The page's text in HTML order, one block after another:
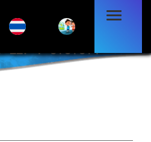
227-1=0+0+0+1